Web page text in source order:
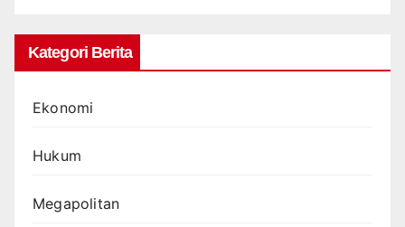
Kategori Berita
Ekonomi
Hukum
Megapolitan